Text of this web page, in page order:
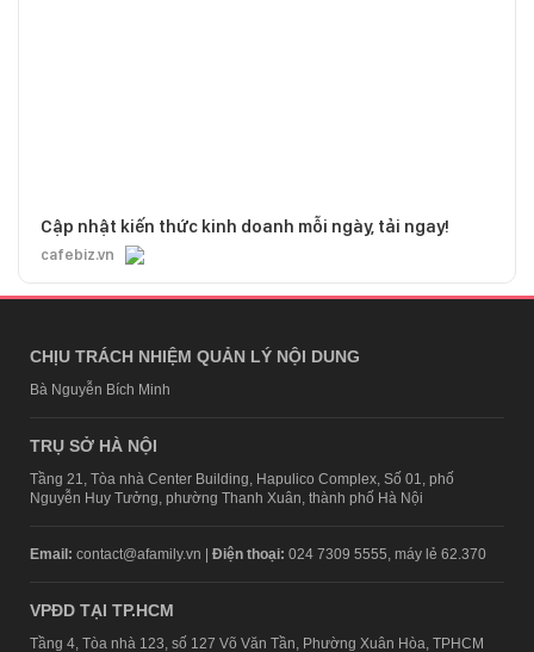
Cập nhật kiến thức kinh doanh mỗi ngày, tải ngay!
cafebiz.vn
CHỊU TRÁCH NHIỆM QUẢN LÝ NỘI DUNG
Bà Nguyễn Bích Minh
TRỤ SỞ HÀ NỘI
Tầng 21, Tòa nhà Center Building, Hapulico Complex, Số 01, phố
Nguyễn Huy Tưởng, phường Thanh Xuân, thành phố Hà Nội
Email: contact@afamily.vn | Điện thoại: 024 7309 5555, máy lẻ 62.370
VPĐD TẠI TP.HCM
Tầng 4, Tòa nhà 123, số 127 Võ Văn Tần, Phường Xuân Hòa, TPHCM